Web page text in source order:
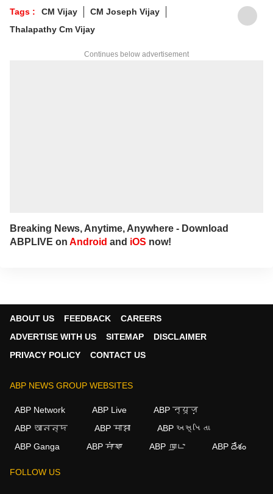
Tags : CM Vijay
CM Joseph Vijay
Thalapathy Cm Vijay
Continues below advertisement
Breaking News, Anytime, Anywhere - Download
ABPLIVE on Android and iOS now!
ABOUT US FEEDBACK
CAREERS
ADVERTISE WITH US
SITEMAP
DISCLAIMER
PRIVACY POLICY
CONTACT US
ABP NEWS GROUP WEBSITES
ABP Network ABP Live
ABP न्यूज़
ABP আনন্দ
ABP माझा
ABP અસ્મિતા
ABP Ganga
ABP ਸਾਂਝਾ ABP நாடு ABP దేశం
FOLLOW US